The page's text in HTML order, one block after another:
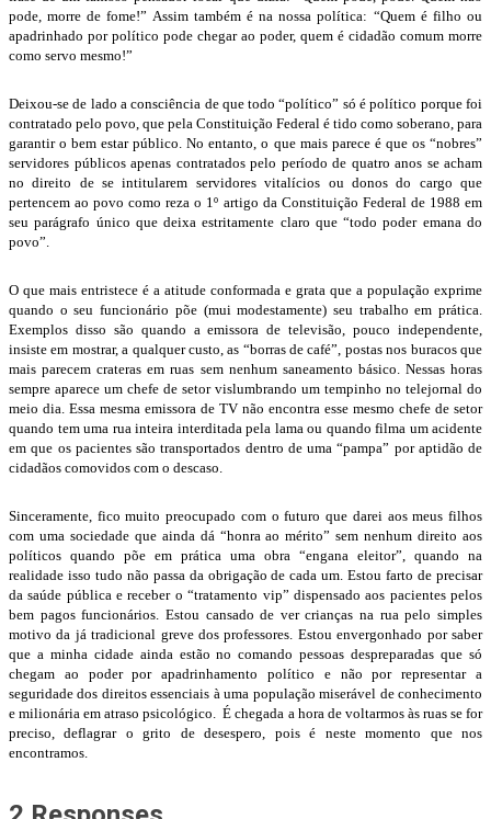
pode, morre de fome!” Assim também é na nossa política: “Quem é filho ou
apadrinhado por político pode chegar ao poder, quem é cidadão comum morre
como servo mesmo!”
Deixou-se de lado a consciência de que todo “político” só é político porque foi
contratado pelo povo, que pela Constituição Federal é tido como soberano, para
garantir o bem estar público. No entanto, o que mais parece é que os “nobres”
servidores públicos apenas contratados pelo período de quatro anos se acham
no direito de se intitularem servidores vitalícios ou donos do cargo que
pertencem ao povo como reza o 1º artigo da Constituição Federal de 1988 em
seu parágrafo único que deixa estritamente claro que “todo poder emana do
povo”.
O que mais entristece é a atitude conformada e grata que a população exprime
quando o seu funcionário põe (mui modestamente) seu trabalho em prática.
Exemplos disso são quando a emissora de televisão, pouco independente,
insiste em mostrar, a qualquer custo, as “borras de café”, postas nos buracos que
mais parecem crateras em ruas sem nenhum saneamento básico. Nessas horas
sempre aparece um chefe de setor vislumbrando um tempinho no telejornal do
meio dia. Essa mesma emissora de TV não encontra esse mesmo chefe de setor
quando tem uma rua inteira interditada pela lama ou quando filma um acidente
em que os pacientes são transportados dentro de uma “pampa” por aptidão de
cidadãos comovidos com o descaso.
Sinceramente, fico muito preocupado com o futuro que darei aos meus filhos
com uma sociedade que ainda dá “honra ao mérito” sem nenhum direito aos
políticos quando põe em prática uma obra “engana eleitor”, quando na
realidade isso tudo não passa da obrigação de cada um. Estou farto de precisar
da saúde pública e receber o “tratamento vip” dispensado aos pacientes pelos
bem pagos funcionários. Estou cansado de ver crianças na rua pelo simples
motivo da já tradicional greve dos professores. Estou envergonhado por saber
que a minha cidade ainda estão no comando pessoas despreparadas que só
chegam ao poder por apadrinhamento político e não por representar a
seguridade dos direitos essenciais à uma população miserável de conhecimento
e milionária em atraso psicológico. É chegada a hora de voltarmos às ruas se for
preciso, deflagrar o grito de desespero, pois é neste momento que nos
encontramos.